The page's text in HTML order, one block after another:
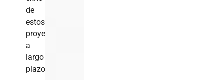
de
estos
proyectos
a
largo
plazo.